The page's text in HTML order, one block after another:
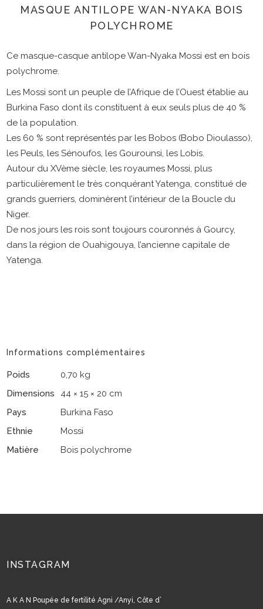
MASQUE ANTILOPE WAN-NYAKA BOIS
POLYCHROME
Ce masque-casque antilope Wan-Nyaka Mossi est en bois
polychrome.
Les Mossi sont un peuple de l’Afrique de l’Ouest établie au
Burkina Faso dont ils constituent à eux seuls plus de 40 %
de la population.
Les 60 % sont représentés par les Bobos (Bobo Dioulasso),
les Peuls, les Sénoufos, les Gourounsi, les Lobis.
Autour du XVème siècle, les royaumes Mossi, plus
particulièrement le très conquérant Yatenga, constitué de
grands guerriers, dominèrent l’intérieur de la Boucle du
Niger.
De nos jours les rois sont toujours couronnés à Gourcy,
dans la région de Ouahigouya, l’ancienne capitale de
Yatenga.
Informations complémentaires
Poids
0,70 kg
Dimensions
44 × 15 × 20 cm
Pays
Burkina Faso
Ethnie
Mossi
Matière
Bois polychrome
INSTAGRAM
A K A N Poupée de fertilité Agni /Anyi, Côte d’